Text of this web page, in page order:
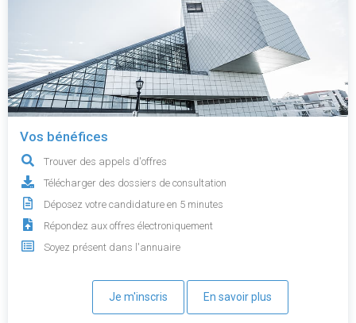
Vos bénéfices
Trouver des appels d'offres
Télécharger des dossiers de consultation
Déposez votre candidature en 5 minutes
Répondez aux offres électroniquement
Soyez présent dans l'annuaire
Je m'inscris En savoir plus